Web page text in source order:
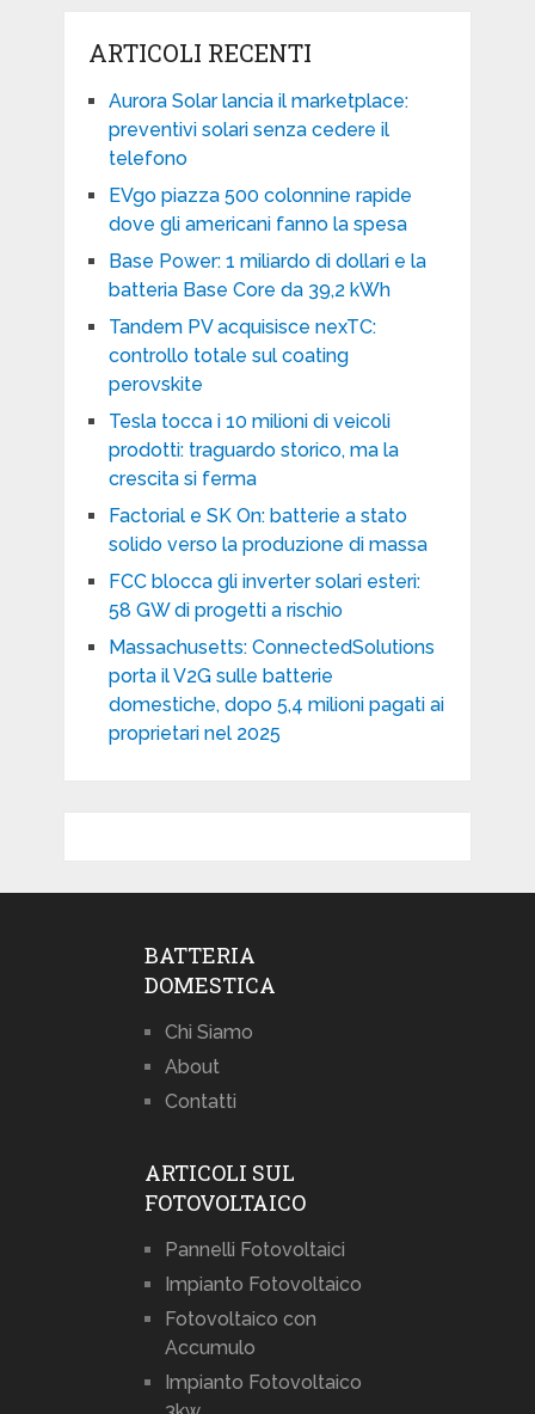
ARTICOLI RECENTI
Aurora Solar lancia il marketplace:
preventivi solari senza cedere il
telefono
EVgo piazza 500 colonnine rapide
dove gli americani fanno la spesa
Base Power: 1 miliardo di dollari e la
batteria Base Core da 39,2 kWh
Tandem PV acquisisce nexTC:
controllo totale sul coating
perovskite
Tesla tocca i 10 milioni di veicoli
prodotti: traguardo storico, ma la
crescita si ferma
Factorial e SK On: batterie a stato
solido verso la produzione di massa
FCC blocca gli inverter solari esteri:
58 GW di progetti a rischio
Massachusetts: ConnectedSolutions
porta il V2G sulle batterie
domestiche, dopo 5,4 milioni pagati ai
proprietari nel 2025
BATTERIA
DOMESTICA
Chi Siamo
About
Contatti
ARTICOLI SUL
FOTOVOLTAICO
Pannelli Fotovoltaici
Impianto Fotovoltaico
Fotovoltaico con
Accumulo
Impianto Fotovoltaico